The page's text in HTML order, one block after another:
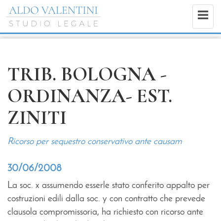
TRIB. BOLOGNA -
ORDINANZA- EST.
ZINITI
Ricorso per sequestro conservativo ante causam
30/06/2008
La soc. x assumendo esserle stato conferito appalto per
costruzioni edili dalla soc. y con contratto che prevede
clausola compromissoria, ha richiesto con ricorso ante